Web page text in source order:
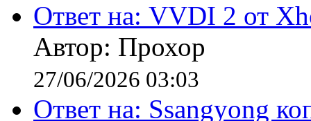
Ответ на: VVDI 2 от
Автор: Прохор
27/06/2026 03:03
Ответ на: Ssangyong